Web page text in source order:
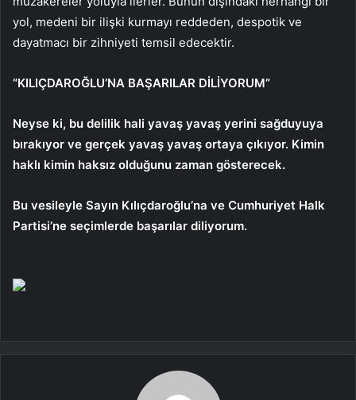
yol, medeni bir ilişki kurmayı reddeden, despotik ve
dayatmacı bir zihniyeti temsil edecektir.
“KILIÇDAROĞLU’NA BAŞARILAR DİLİYORUM”
Neyse ki, bu delilik hali yavaş yavaş yerini sağduyuya
bırakıyor ve gerçek yavaş yavaş ortaya çıkıyor. Kimin
haklı kimin haksız olduğunu zaman gösterecek.
Bu vesileyle Sayın Kılıçdaroğlu’na ve Cumhuriyet Halk
Partisi’ne seçimlerde başarılar diliyorum.